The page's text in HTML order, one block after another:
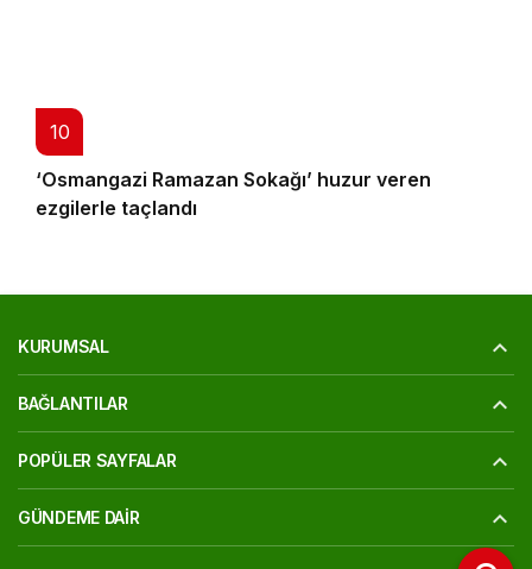
10
‘Osmangazi Ramazan Sokağı’ huzur veren
ezgilerle taçlandı
KURUMSAL
BAĞLANTILAR
POPÜLER SAYFALAR
GÜNDEME DAIR